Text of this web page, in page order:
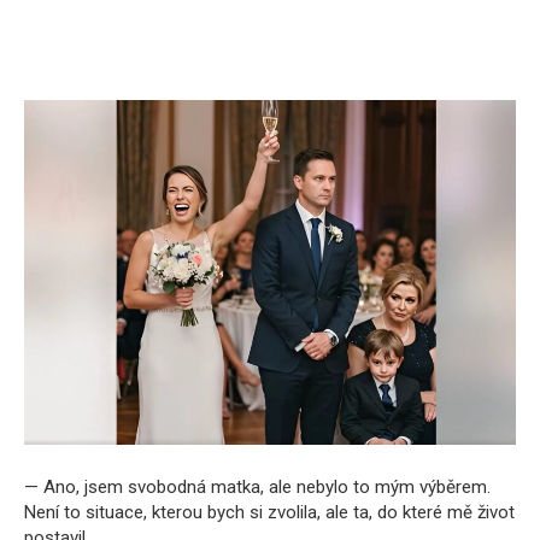
— Ano, jsem svobodná matka, ale nebylo to mým výběrem.
Není to situace, kterou bych si zvolila, ale ta, do které mě život